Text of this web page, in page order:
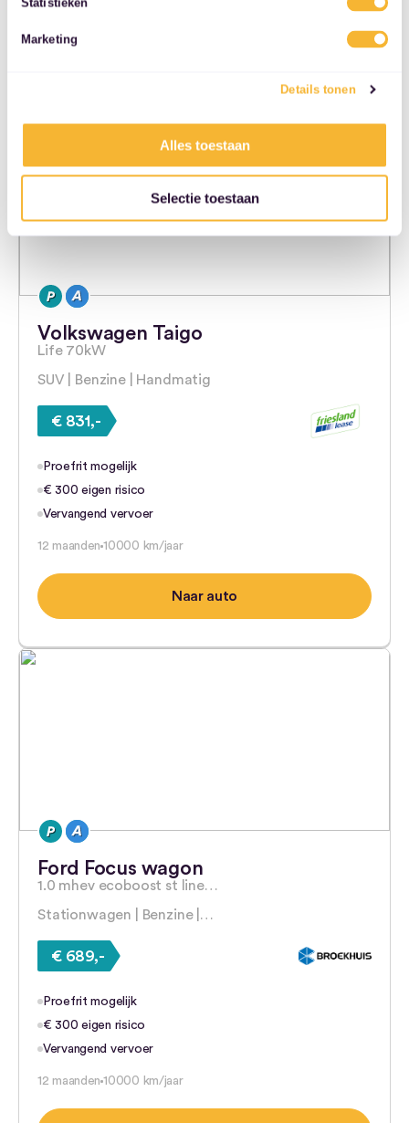
Statistieken
Marketing
Details tonen
Alles toestaan
Selectie toestaan
12 maanden
Volkswagen Taigo
Life 70kW
SUV | Benzine | Handmatig
€ 831,-
Proefrit mogelijk
€ 300 eigen risico
Vervangend vervoer
12 maanden 10000 km/jaar
Naar auto
Ford Focus wagon
1.0 mhev ecoboost st line…
Stationwagen | Benzine |…
€ 689,-
Proefrit mogelijk
€ 300 eigen risico
Vervangend vervoer
12 maanden 10000 km/jaar